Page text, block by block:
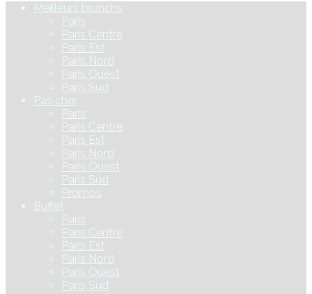
Meilleurs brunchs
Paris
Paris Centre
Paris Est
Paris Nord
Paris Ouest
Paris Sud
Pas cher
Paris
Paris Centre
Paris Est
Paris Nord
Paris Ouest
Paris Sud
Promos
Buffet
Paris
Paris Centre
Paris Est
Paris Nord
Paris Ouest
Paris Sud